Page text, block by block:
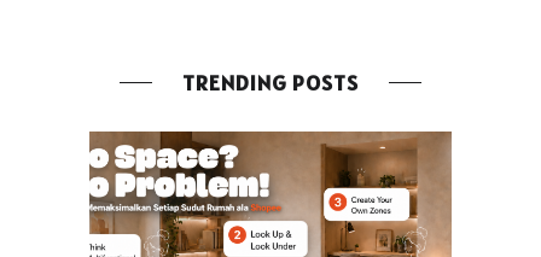
TRENDING POSTS